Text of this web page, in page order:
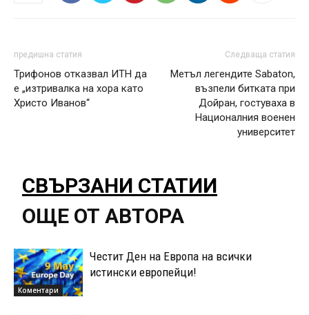
предишна статия
Трифонов отказвал ИТН да
е „изтривалка на хора като
Христо Иванов“
Следваща статия
Метъл легендите Sabaton,
възпели битката при
Дойран, гостуваха в
Националния военен
университет
СВЪРЗАНИ СТАТИИ
ОЩЕ ОТ АВТОРА
Коментари
Честит Ден на Европа на всички
истински европейци!